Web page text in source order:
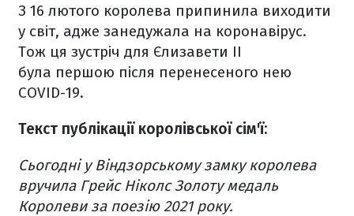
З 16 лютого королева припинила виходити
у світ, адже занедужала на коронавірус.
Тож ця зустріч для Єлизавети ІІ
була першою після перенесеного нею
COVID-19.
Текст публікації королівської сім'ї:
Сьогодні у Віндзорському замку королева
вручила Грейс Ніколс Золоту медаль
Королеви за поезію 2021 року.